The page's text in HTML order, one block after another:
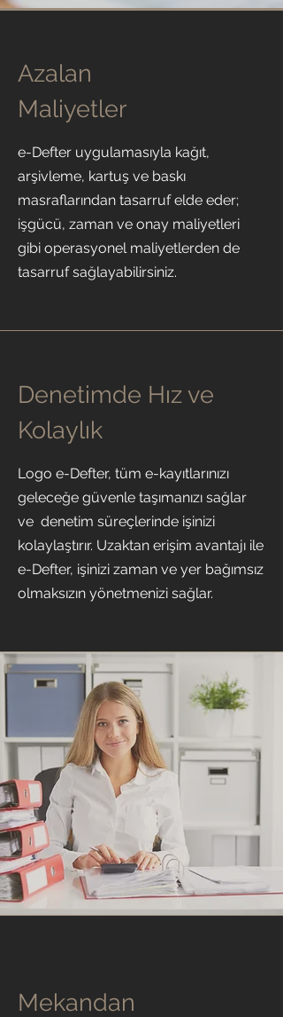
Azalan
Maliyetler
e-Defter uygulamasıyla kağıt,
arşivleme, kartuş ve baskı
masraflarından tasarruf elde eder;
işgücü, zaman ve onay maliyetleri
gibi operasyonel maliyetlerden de
tasarruf sağlayabilirsiniz.
Denetimde Hız ve
Kolaylık
Logo e-Defter, tüm e-kayıtlarınızı
geleceğe güvenle taşımanızı sağlar
ve denetim süreçlerinde işinizi
kolaylaştırır. Uzaktan erişim avantajı ile
e-Defter, işinizi zaman ve yer bağımsız
olmaksızın yönetmenizi sağlar.
Mekandan